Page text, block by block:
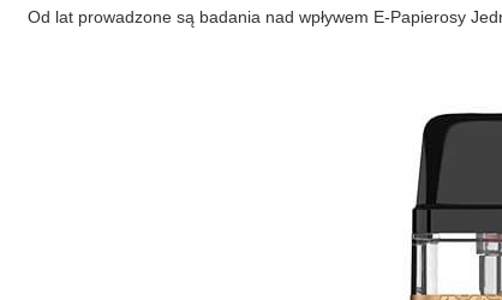
Od lat prowadzone są badania nad wpływem E-Papierosy